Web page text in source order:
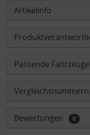
Artikelinfo
Passende Fahrzeuge
Vergleichsnummern
Bewertungen 0